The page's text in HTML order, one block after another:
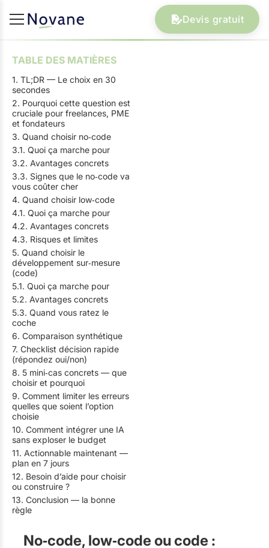
Devis gratuit
TABLE DES MATIÈRES
1. TL;DR — Le choix en 30
secondes
2. Pourquoi cette question est
cruciale pour freelances, PME
et fondateurs
3. Quand choisir no‑code
3.1. Quoi ça marche pour
3.2. Avantages concrets
3.3. Signes que le no‑code va
vous coûter cher
4. Quand choisir low‑code
4.1. Quoi ça marche pour
4.2. Avantages concrets
4.3. Risques et limites
5. Quand choisir le
développement sur‑mesure
(code)
5.1. Quoi ça marche pour
5.2. Avantages concrets
5.3. Quand vous ratez le
coche
6. Comparaison synthétique
7. Checklist décision rapide
(répondez oui/non)
8. 5 mini‑cas concrets — que
choisir et pourquoi
9. Comment limiter les erreurs
quelles que soient l’option
choisie
10. Comment intégrer une IA
sans exploser le budget
11. Actionnable maintenant —
plan en 7 jours
12. Besoin d’aide pour choisir
ou construire ?
13. Conclusion — la bonne
règle
No‑code, low‑code ou code :